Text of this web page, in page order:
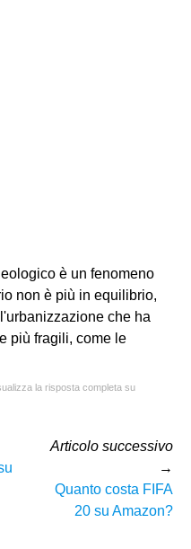
è un fenomeno
non è più in equilibrio,
che ha
più fragili, come le
la risposta completa su
Articolo successivo
→
Quanto costa FIFA
20 su Amazon?